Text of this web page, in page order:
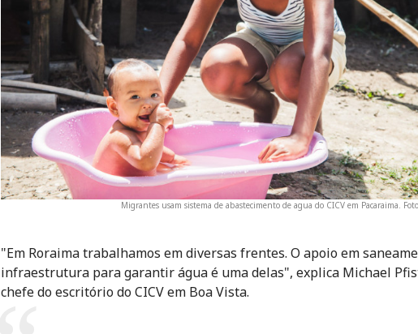
Migrantes usam sistema de abastecimento de agua do CICV em Pacaraima.
"Em Roraima trabalhamos em diversas frentes. O apoio em
infraestrutura para garantir água é uma delas", explica Michael
chefe do escritório do CICV em Boa Vista.